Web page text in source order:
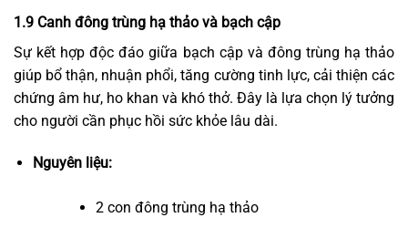
1.9 Canh đông trùng hạ thảo và bạch cập
Sự kết hợp độc đáo giữa bạch cập và đông trùng hạ thảo
giúp bổ thận, nhuận phổi, tăng cường tinh lực, cải thiện các
chứng âm hư, ho khan và khó thở. Đây là lựa chọn lý tưởng
cho người cần phục hồi sức khỏe lâu dài.
Nguyên liệu:
2 con đông trùng hạ thảo